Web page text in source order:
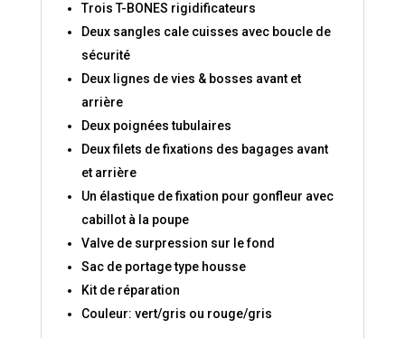
Trois T-BONES rigidificateurs
Deux sangles cale cuisses avec boucle de
sécurité
Deux lignes de vies & bosses avant et
arrière
Deux poignées tubulaires
Deux filets de fixations des bagages avant
et arrière
Un élastique de fixation pour gonfleur avec
cabillot à la poupe
Valve de surpression sur le fond
Sac de portage type housse
Kit de réparation
Couleur: vert/gris ou rouge/gris